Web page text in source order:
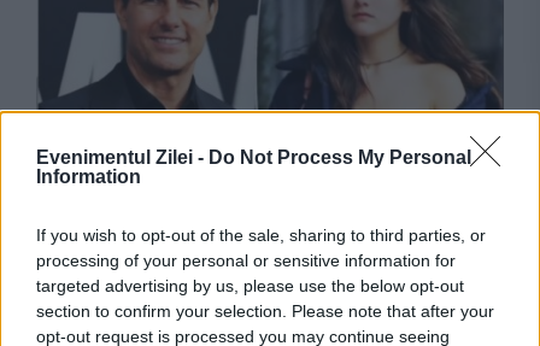
Evenimentul Zilei - Do Not Process My Personal
Information
If you wish to opt-out of the sale, sharing to third parties, or
processing of your personal or sensitive information for
targeted advertising by us, please use the below opt-out
section to confirm your selection. Please note that after your
opt-out request is processed you may continue seeing
Suri, fiica lui Tom Cruise, renunță la numele
tatălui său. Ce nume folosește fiica actorului